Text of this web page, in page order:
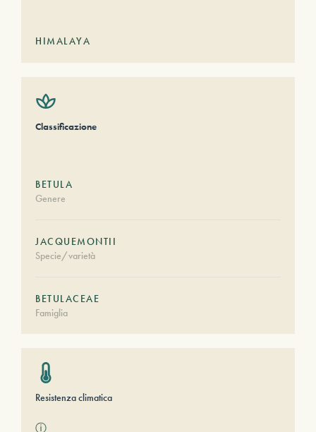
HIMALAYA
Classificazione
BETULA
Genere
JACQUEMONTII
Specie/varietà
BETULACEAE
Famiglia
Resistenza climatica
ⓘ